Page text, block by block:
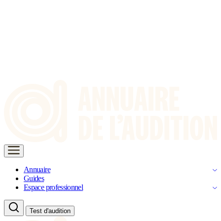
Annuaire
Guides
Espace professionnel
Test d'audition